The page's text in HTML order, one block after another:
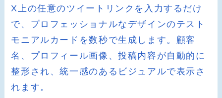
X上の任意のツイートリンクを入力するだけ
で、プロフェッショナルなデザインのテスト
モニアルカードを数秒で生成します。顧客
名、プロフィール画像、投稿内容が自動的に
整形され、統一感のあるビジュアルで表示さ
れます。